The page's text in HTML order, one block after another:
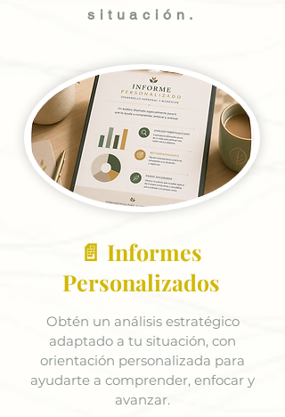
situación.
📄 Informes
Personalizados
Obtén un análisis estratégico
adaptado a tu situación, con
orientación personalizada para
ayudarte a comprender, enfocar y
avanzar.